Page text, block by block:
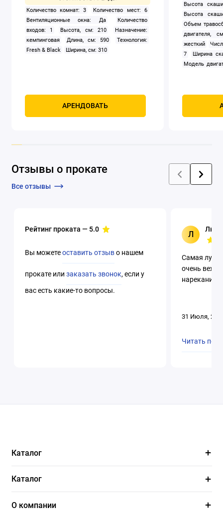
Количество комнат: 3
Количество мест: 6
Вентиляционные окна: Да
Количество
входов: 1
Высота, см: 210
Назначение:
кемпинговая
Длина, см: 590
Технология:
Fresh & Black
Ширина, см: 310
АРЕНДОВАТЬ
Высота
Высота
Объем
двигателя,
жесткий
7
Ширина
Модель
Отзывы о прокате
Все отзывы
Рейтинг проката — 5.0
Вы можетеоставить отзыво нашем
прокате илизаказать звонок, если у
вас есть какие-то вопросы.
Л
Самая
очень
нареканий.
31 Июля,
Читать
Каталог
Каталог
О компании